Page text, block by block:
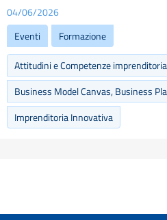
04/06/2026
Eventi
Formazione
Attitudini e Competenze
Business Model Canvas, Business
Imprenditoria Innovativa